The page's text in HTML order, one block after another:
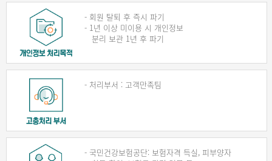
- 회원 탈퇴 후 즉시 파기
- 1년 이상 미이용 시 개인정보
분리 보관 1년 후 파기
- 처리부서 : 고객만족팀
- 국민건강보험공단: 보험자격 득실, 피부양자